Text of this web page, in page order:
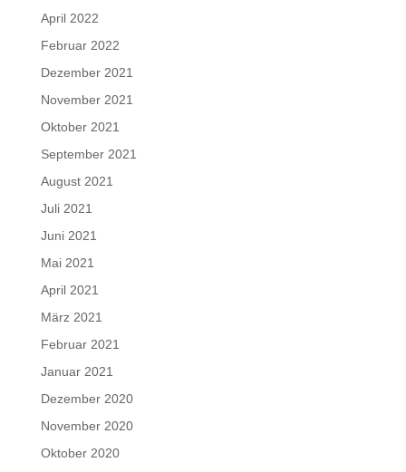
April 2022
Februar 2022
Dezember 2021
November 2021
Oktober 2021
September 2021
August 2021
Juli 2021
Juni 2021
Mai 2021
April 2021
März 2021
Februar 2021
Januar 2021
Dezember 2020
November 2020
Oktober 2020